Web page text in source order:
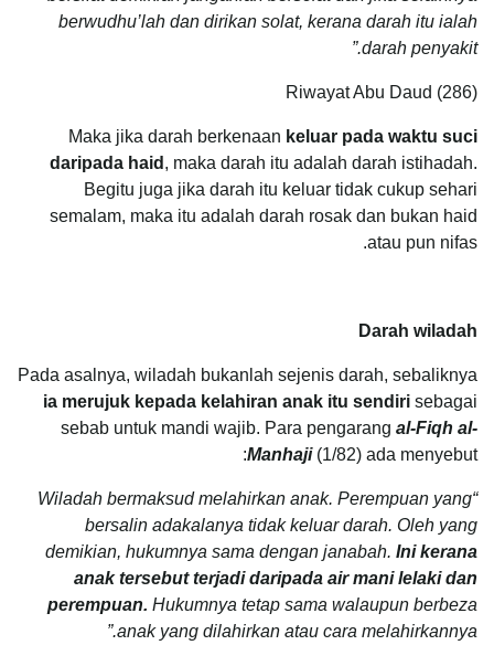
berwudhu’lah dan dirikan solat, kerana darah itu ialah
darah penyakit.”
Riwayat Abu Daud (286)
Maka jika darah berkenaan keluar pada waktu suci
daripada haid , maka darah itu adalah darah istihadah.
Begitu juga jika darah itu keluar tidak cukup sehari
semalam, maka itu adalah darah rosak dan bukan haid
atau pun nifas.
Darah wiladah
Pada asalnya, wiladah bukanlah sejenis darah, sebaliknya
ia merujuk kepada kelahiran anak itu sendiri sebagai
sebab untuk mandi wajib. Para pengarang al-Fiqh al-
Manhaji(1/82) ada menyebut:
“Wiladah bermaksud melahirkan anak. Perempuan yang
bersalin adakalanya tidak keluar darah. Oleh yang
demikian, hukumnya sama dengan janabah. Ini kerana
anak tersebut terjadi daripada air mani lelaki dan
perempuan. Hukumnya tetap sama walaupun berbeza
anak yang dilahirkan atau cara melahirkannya.”